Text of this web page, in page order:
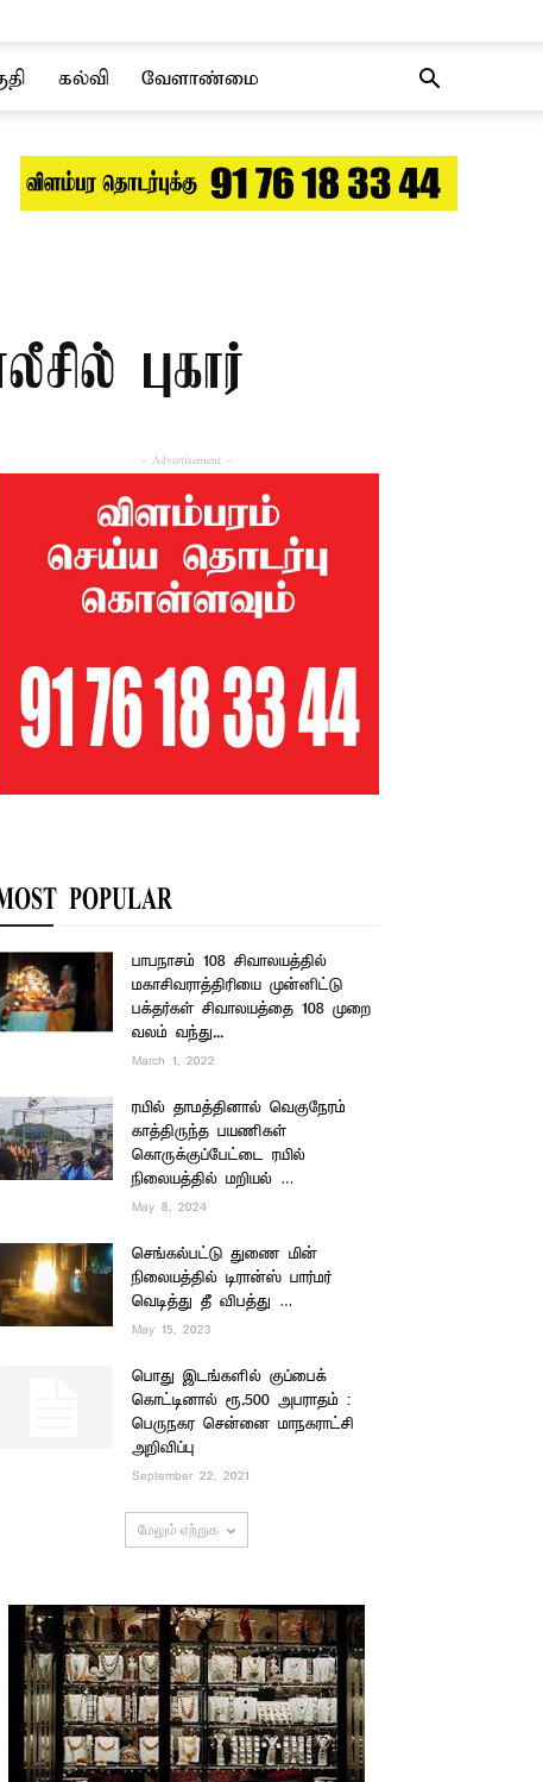
கல்வி வேளாண்மை
புகார்
- Advertisement -
POPULAR
பாபநாசம் 108 சிவாலயத்தில்
மகாசிவராத்திரியை முன்னிட்டு
பக்தர்கள் சிவாலயத்தை 108 முறை
வலம் வந்து...
March 1, 2022
ரயில் தாமத்தினால் வெகுநேரம்
காத்திருந்த பயணிகள்
கொருக்குப்பேட்டை ரயில்
நிலையத்தில் மறியல் …
May 8, 2024
செங்கல்பட்டு துணை மின்
நிலையத்தில் டிரான்ஸ் பார்மர்
வெடித்து தீ விபத்து …
May 15, 2023
பொது இடங்களில் குப்பைக்
கொட்டினால் ரூ.500 அபராதம் :
பெருநகர சென்னை மாநகராட்சி
அறிவிப்பு
September 22, 2021
மேலும் ஏற்றுக